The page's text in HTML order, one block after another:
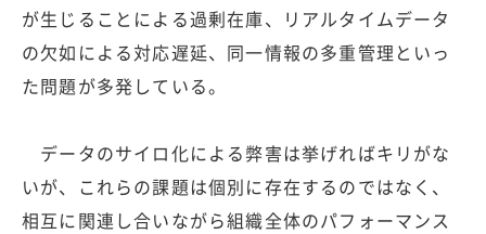
が生じることによる過剰在庫、リアルタイムデータ
の欠如による対応遅延、同一情報の多重管理といっ
た問題が多発している。
データのサイロ化による弊害は挙げればキリがな
いが、これらの課題は個別に存在するのではなく、
相互に関連し合いながら組織全体のパフォーマンス